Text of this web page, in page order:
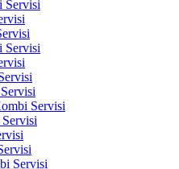
Servisi
Servisi
Servisi
Servisi